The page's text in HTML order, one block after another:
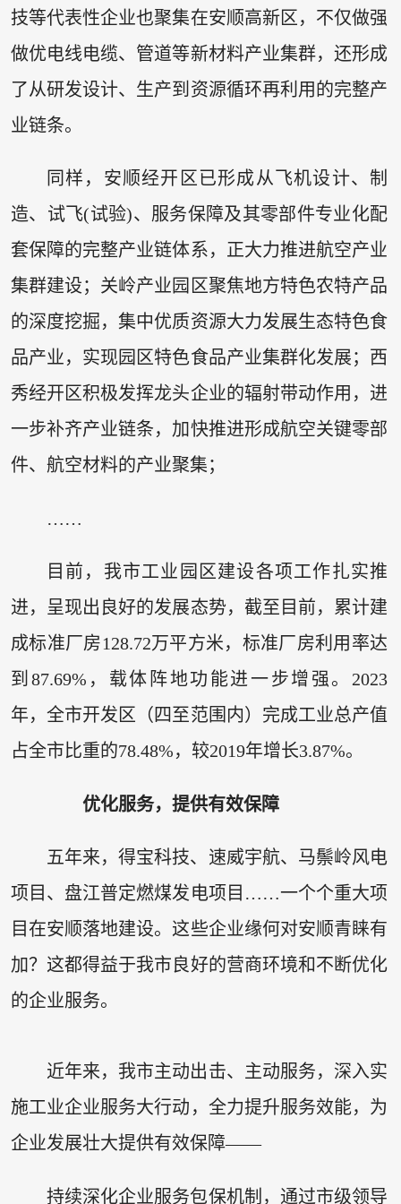
技等代表性企业也聚集在安顺高新区，不仅做强
做优电线电缆、管道等新材料产业集群，还形成
了从研发设计、生产到资源循环再利用的完整产
业链条。
同样，安顺经开区已形成从飞机设计、制
造、试飞(试验)、服务保障及其零部件专业化配
套保障的完整产业链体系，正大力推进航空产业
集群建设；关岭产业园区聚焦地方特色农特产品
的深度挖掘，集中优质资源大力发展生态特色食
品产业，实现园区特色食品产业集群化发展；西
秀经开区积极发挥龙头企业的辐射带动作用，进
一步补齐产业链条，加快推进形成航空关键零部
件、航空材料的产业聚集；
……
目前，我市工业园区建设各项工作扎实推
进，呈现出良好的发展态势，截至目前，累计建
成标准厂房128.72万平方米，标准厂房利用率达
到87.69%，载体阵地功能进一步增强。2023
年，全市开发区（四至范围内）完成工业总产值
占全市比重的78.48%，较2019年增长3.87%。
优化服务，提供有效保障
五年来，得宝科技、速威宇航、马鬃岭风电
项目、盘江普定燃煤发电项目……一个个重大项
目在安顺落地建设。这些企业缘何对安顺青睐有
加？这都得益于我市良好的营商环境和不断优化
的企业服务。
近年来，我市主动出击、主动服务，深入实
施工业企业服务大行动，全力提升服务效能，为
企业发展壮大提供有效保障——
持续深化企业服务包保机制，通过市级领导